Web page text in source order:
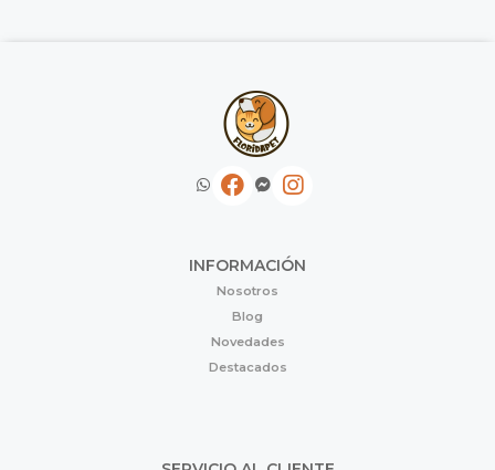
INFORMACIÓN
Nosotros
Blog
Novedades
Destacados